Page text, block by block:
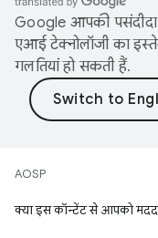
Google आपकी पसंदीदा
एआई टेक्नोलॉजी का
गलतियां हो सकती हैं.
AOSP
क्या इस कॉन्टेंट से आपको मदद